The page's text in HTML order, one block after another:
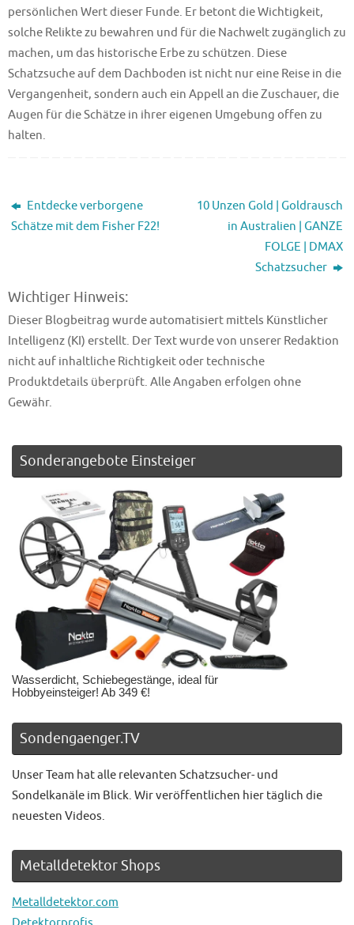
persönlichen Wert dieser Funde. Er betont die Wichtigkeit,
solche Relikte zu bewahren und für die Nachwelt zugänglich zu
machen, um das historische Erbe zu schützen. Diese
Schatzsuche auf dem Dachboden ist nicht nur eine Reise in die
Vergangenheit, sondern auch ein Appell an die Zuschauer, die
Augen für die Schätze in ihrer eigenen Umgebung offen zu
halten.
Entdecke verborgene
Schätze mit dem Fisher F22!
10 Unzen Gold | Goldrausch
in Australien | GANZE
FOLGE | DMAX
Schatzsucher
Wichtiger Hinweis:
Dieser Blogbeitrag wurde automatisiert mittels Künstlicher
Intelligenz (KI) erstellt. Der Text wurde von unserer Redaktion
nicht auf inhaltliche Richtigkeit oder technische
Produktdetails überprüft. Alle Angaben erfolgen ohne
Gewähr.
Sonderangebote Einsteiger
Wasserdicht, Schiebegestänge, ideal für
Hobbyeinsteiger! Ab 349 €!
Sondengaenger.TV
Unser Team hat alle relevanten Schatzsucher- und
Sondelkanäle im Blick. Wir veröffentlichen hier täglich die
neuesten Videos.
Metalldetektor Shops
Metalldetektor.com